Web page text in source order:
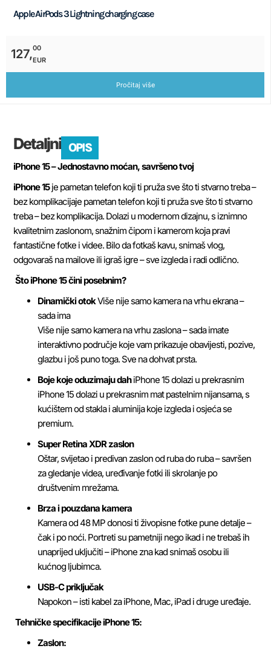
Apple AirPods 3 Lightning charging case
127,00
EUR
Pročitaj više
Detaljni OPIS
iPhone 15 – Jednostavno moćan, savršeno tvoj
iPhone 15je pametantelefon kojiti pružasve štoti stvarnotreba–
bezkomplikacijaje pametan telefon koji ti pruža sve što ti stvarno
treba – bez komplikacija. Dolazi u modernom dizajnu, s iznimno
kvalitetnim zaslonom, snažnim čipom i kamerom koja pravi
fantastične fotke i videe. Bilo da fotkaš kavu, snimaš vlog,
odgovaraš na mailove ili igraš igre – sve izgleda i radi odlično.
Što iPhone 15 čini posebnim?
Dinamički otokViše nije samokameranavrhuekrana–
sadaima
Više nije samo kamera na vrhu zaslona – sada imate
interaktivno područje koje vam prikazuje obavijesti, pozive,
glazbu i još puno toga. Sve na dohvat prsta.
Boje koje oduzimaju dahiPhone15dolazi u prekrasnim
iPhone 15 dolazi u prekrasnim mat pastelnim nijansama, s
kućištem od stakla i aluminija koje izgleda i osjeća se
premium.
Super Retina XDR zaslon
Oštar, svijetao i predivan zaslon od ruba do ruba – savršen
za gledanje videa, uređivanje fotki ili skrolanje po
društvenim mrežama.
Brza i pouzdana kamera
Kamera od 48 MP donosi ti živopisne fotke pune detalje –
čak i po noći. Portreti su pametniji nego ikad i ne trebaš ih
unaprijed uključiti – iPhone zna kad snimaš osobu ili
kućnog ljubimca.
USB-C priključak
Napokon – isti kabel za iPhone, Mac, iPad i druge uređaje.
Tehničke specifikacije iPhone 15:
Zaslon: